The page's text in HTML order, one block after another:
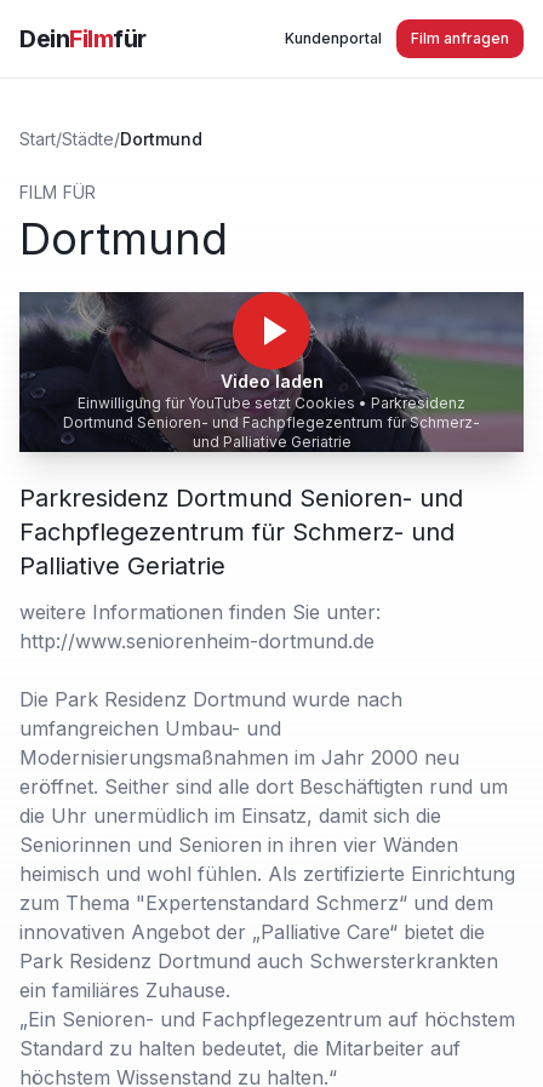
DeinFilmfür Kundenportal Film anfragen
Start/Städte/Dortmund
FILM FÜR
Dortmund
Video laden
Einwilligung für YouTube setzt Cookies • Parkresidenz
Dortmund Senioren- und Fachpflegezentrum für Schmerz-
und Palliative Geriatrie
Parkresidenz Dortmund Senioren- und
Fachpflegezentrum für Schmerz- und
Palliative Geriatrie
weitere Informationen finden Sie unter:
http://www.seniorenheim-dortmund.de
Die Park Residenz Dortmund wurde nach
umfangreichen Umbau- und
Modernisierungsmaßnahmen im Jahr 2000 neu
eröffnet. Seither sind alle dort Beschäftigten rund um
die Uhr unermüdlich im Einsatz, damit sich die
Seniorinnen und Senioren in ihren vier Wänden
heimisch und wohl fühlen. Als zertifizierte Einrichtung
zum Thema "Expertenstandard Schmerz“ und dem
innovativen Angebot der „Palliative Care“ bietet die
Park Residenz Dortmund auch Schwersterkrankten
ein familiäres Zuhause.
„Ein Senioren- und Fachpflegezentrum auf höchstem
Standard zu halten bedeutet, die Mitarbeiter auf
höchstem Wissenstand zu halten.“